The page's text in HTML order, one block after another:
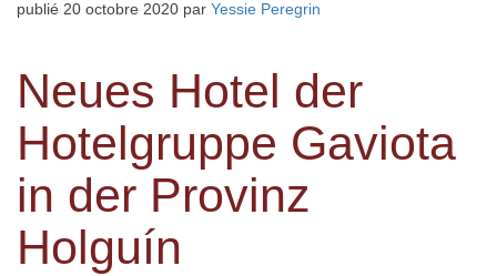
publié 20 octobre 2020 par Yessie Peregrin
Neues Hotel der
Hotelgruppe Gaviota
in der Provinz
Holguín